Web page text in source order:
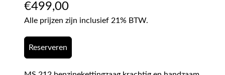
€499,00
Alle prijzen zijn inclusief 21% BTW.
Reserveren